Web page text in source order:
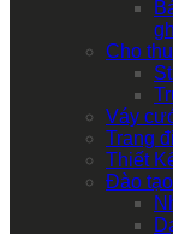
Cho
Váy
Trang
Thiết
Đào tạo